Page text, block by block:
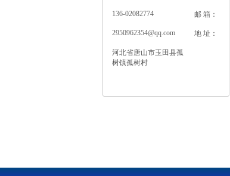
136-02082774 邮 箱：
2950962354@qq.com 地 址：
河北省唐山市玉田县孤
树镇孤树村